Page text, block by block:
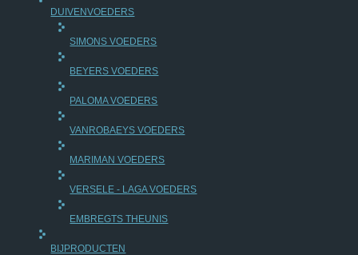
DUIVENVOEDERS
SIMONS VOEDERS
BEYERS VOEDERS
PALOMA VOEDERS
VANROBAEYS VOEDERS
MARIMAN VOEDERS
VERSELE - LAGA VOEDERS
EMBREGTS THEUNIS
BIJPRODUCTEN